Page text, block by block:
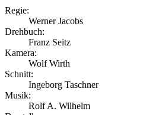
Regie:
Werner Jacobs
Drehbuch:
Franz Seitz
Kamera:
Wolf Wirth
Schnitt:
Ingeborg Taschner
Musik:
Rolf A. Wilhelm